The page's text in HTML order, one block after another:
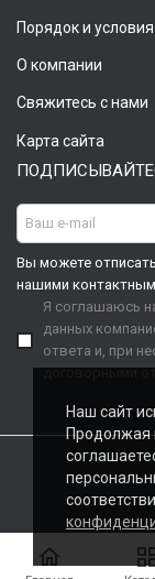
Порядок и
О компании
Свяжитесь с нами
Карта сайта
Вы можете
нашими
Я соглашаюсь
данных
ответа и, при
договорными

Наш сайт
Продолжая